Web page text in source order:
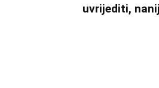
uvrijediti,